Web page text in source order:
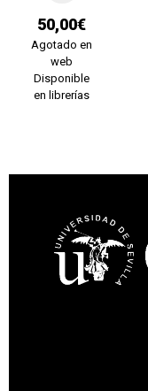
50,00€
Agotado en
web
Disponible
en librerías